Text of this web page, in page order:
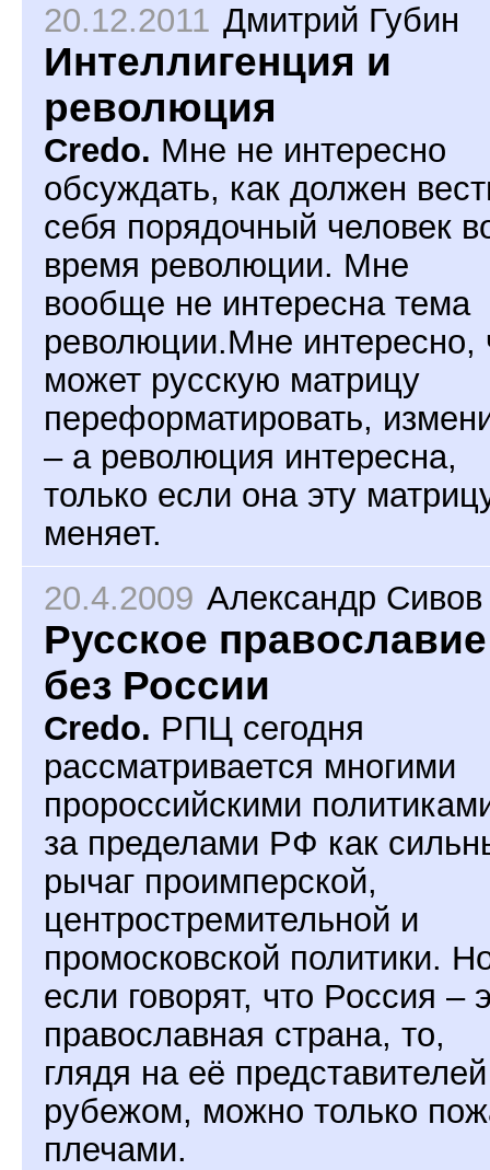
20.12.2011 Дмитрий Губин
Интеллигенция и
революция
Credo. Мне не интересно
обсуждать, как должен
себя порядочный человек
время революции. Мне
вообще не интересна тема
революции.Мне интересно,
может русскую матрицу
переформатировать,
– а революция интересна,
только если она эту
меняет.
20.4.2009 Александр Сивов
Русское православие
без России
Credo. РПЦ сегодня
рассматривается многими
пророссийскими
за пределами РФ как
рычаг проимперской,
центростремительной и
промосковской политики.
если говорят, что Россия –
православная страна, то,
глядя на её
рубежом, можно только
плечами.